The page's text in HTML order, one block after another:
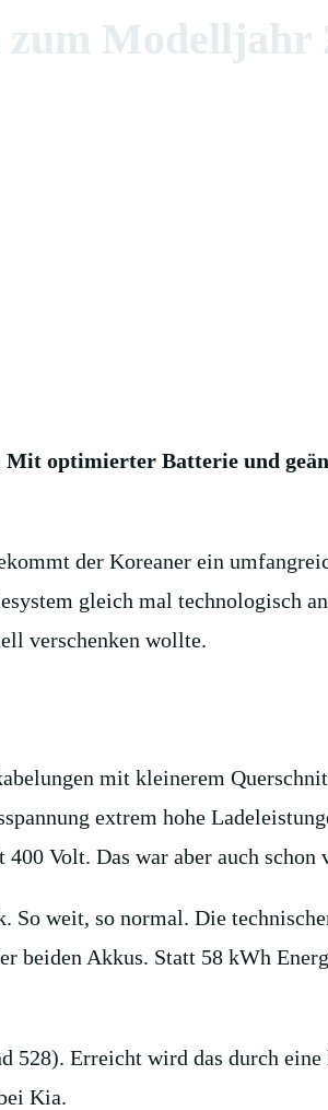
Modelljahr
optimierter Batterie und
der Koreaner ein
gleich mal technologisch
verschenken wollte.
mit kleinerem
extrem hohe
Volt. Das war aber auch schon
So weit, so normal. Die
beiden Akkus. Statt 58 kWh
528). Erreicht wird das durch
Kia.